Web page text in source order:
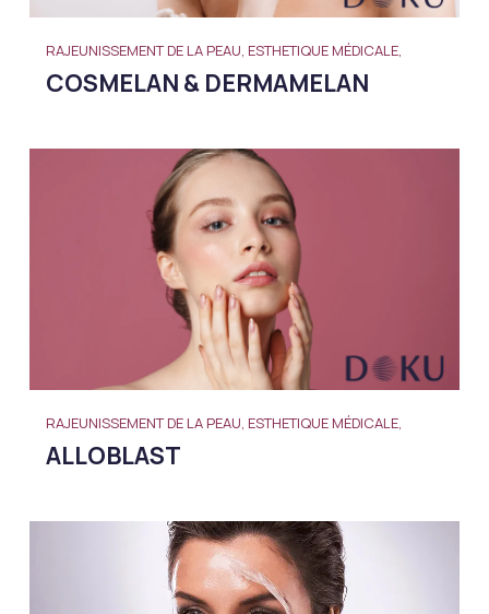
RAJEUNISSEMENT DE LA PEAU, ESTHETIQUE MÉDICALE,
COSMELAN & DERMAMELAN
RAJEUNISSEMENT DE LA PEAU, ESTHETIQUE MÉDICALE,
ALLOBLAST